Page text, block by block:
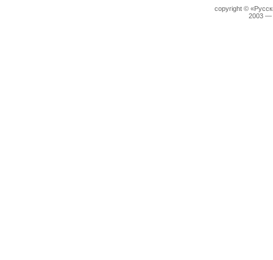
copyright ©
2003 —